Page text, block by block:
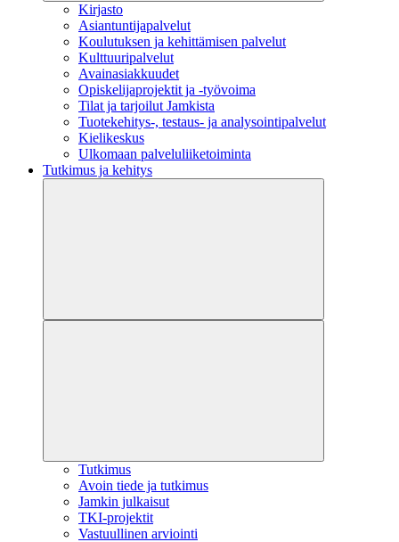
Kirjasto
Asiantuntijapalvelut
Koulutuksen ja kehittämisen palvelut
Kulttuuripalvelut
Avainasiakkuudet
Opiskelijaprojektit​ ja -työvoima
Tilat ja tarjoilut Jamkista
Tuotekehitys-, testaus- ja analysointipalvelut
Kielikeskus
Ulkomaan palveluliiketoiminta
Tutkimus ja kehitys
Tutkimus
Avoin tiede ja tutkimus
Jamkin julkaisut
TKI-projektit
Vastuullinen arviointi